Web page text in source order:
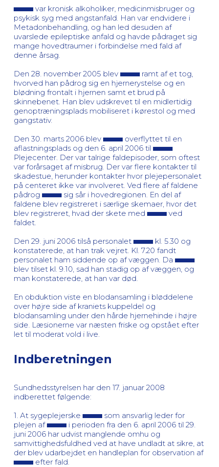
var kronisk alkoholiker, medicinmisbruger og
psykisk syg med angstanfald. Han var endvidere i
Metadonbehandling, og han led desuden af
uvarslede epileptiske anfald og havde pådraget sig
mange hovedtraumer i forbindelse med fald af
denne årsag.
Den 28. november 2005 blev
ramt af et tog,
hvorved han pådrog sig en hjernerystelse og en
blødning frontalt i hjernen samt et brud på
skinnebenet. Han blev udskrevet til en midlertidig
genoptræningsplads mobiliseret i kørestol og med
gangstativ.
Den 30. marts 2006 blev
overflyttet til en
aflastningsplads og den 6. april 2006 til
Plejecenter. Der var talrige faldepisoder, som oftest
var forårsaget af misbrug. Der var flere kontakter til
skadestue, herunder kontakter hvor plejepersonalet
på centeret ikke var involveret. Ved flere af faldene
pådrog
sig sår i hovedregionen. En del af
faldene blev registreret i særlige skemaer, hvor det
blev registreret, hvad der skete med
ved
faldet.
Den 29. juni 2006 tilså personalet
kl. 5.30 og
konstaterede, at han trak vejret. Kl. 7.20 fandt
personalet ham siddende op af væggen. Da
blev tilset kl. 9.10, sad han stadig op af væggen, og
man konstaterede, at han var død.
En obduktion viste en blodansamling i bløddelene
over højre side af kraniets kuppeldel og
blodansamling under den hårde hjernehinde i højre
side. Læsionerne var næsten friske og opstået efter
let til moderat vold i live.
Indberetningen
Sundhedsstyrelsen har den 17. januar 2008
indberettet følgende:
1. At sygeplejerske
som ansvarlig leder for
plejen af
i perioden fra den 6. april 2006 til 29.
juni 2006 har udvist manglende omhu og
samvittighedsfuldhed ved at have undladt at sikre, at
der blev udarbejdet en handleplan for observation af
efter fald.